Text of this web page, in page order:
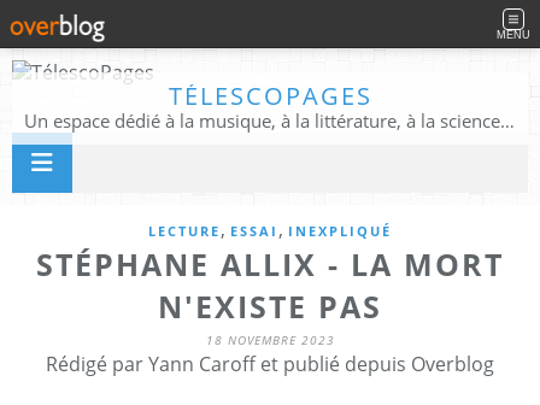
MENU
TÉLESCOPAGES
Un espace dédié à la musique, à la littérature, à la science, à la conscience, et au-delà
LECTURE , ESSAI , INEXPLIQUÉ
STÉPHANE ALLIX - LA MORT
N'EXISTE PAS
18 NOVEMBRE 2023
Rédigé par Yann Caroff et publié depuis Overblog